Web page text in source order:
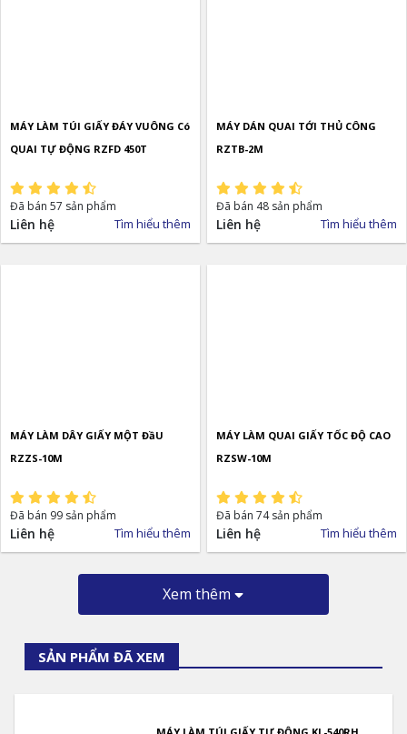
MÁY LÀM TÚI GIẤY ĐÁY VUÔNG Có
QUAI TỰ ĐỘNG RZFD 450T
Đã bán 57 sản phẩm
Liên hệ Tìm hiểu thêm
MÁY DÁN QUAI TỚI THỦ CÔNG
RZTB-2M
Đã bán 48 sản phẩm
Liên hệ Tìm hiểu thêm
MÁY LÀM DÂY GIẤY MỘT ĐầU
RZZS-10M
Đã bán 99 sản phẩm
Liên hệ Tìm hiểu thêm
MÁY LÀM QUAI GIẤY TỐC ĐỘ CAO
RZSW-10M
Đã bán 74 sản phẩm
Liên hệ Tìm hiểu thêm
Xem thêm
SẢN PHẨM ĐÃ XEM